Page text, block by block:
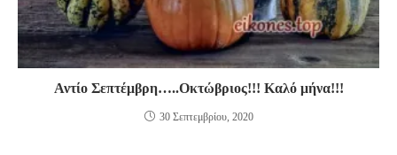
Αντίο Σεπτέμβρη…..Οκτώβριος!!! Καλό μήνα!!!
30 Σεπτεμβρίου, 2020